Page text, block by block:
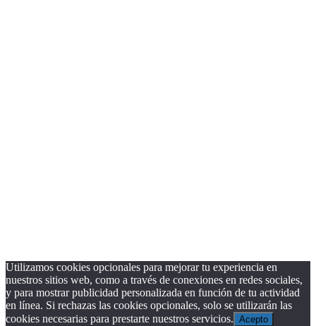
Utilizamos cookies opcionales para mejorar tu experiencia en
nuestros sitios web, como a través de conexiones en redes sociales,
y para mostrar publicidad personalizada en función de tu actividad
en línea. Si rechazas las cookies opcionales, solo se utilizarán las
cookies necesarias para prestarte nuestros servicios. Acepto